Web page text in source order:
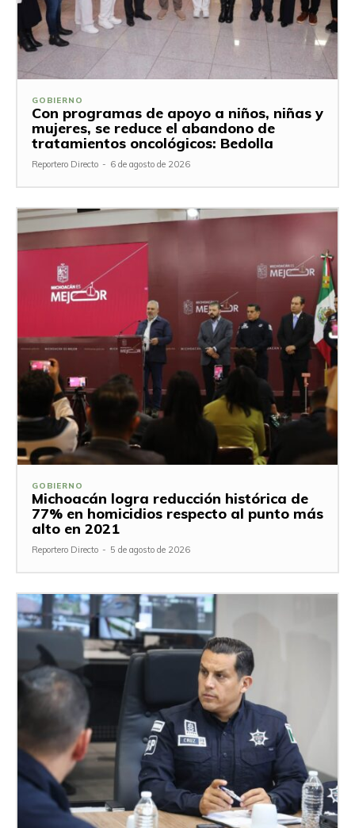
GOBIERNO
Con programas de apoyo a niños, niñas y
mujeres, se reduce el abandono de
tratamientos oncológicos: Bedolla
Reportero Directo - 6 de agosto de 2026
GOBIERNO
Michoacán logra reducción histórica de
77% en homicidios respecto al punto más
alto en 2021
Reportero Directo - 5 de agosto de 2026